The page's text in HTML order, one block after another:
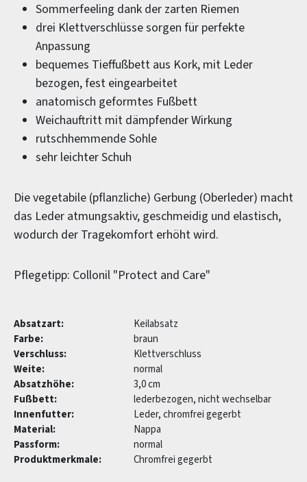
Sommerfeeling dank der zarten Riemen
drei Klettverschlüsse sorgen für perfekte
Anpassung
bequemes Tieffußbett aus Kork, mit Leder
bezogen, fest eingearbeitet
anatomisch geformtes Fußbett
Weichauftritt mit dämpfender Wirkung
rutschhemmende Sohle
sehr leichter Schuh
Die vegetabile (pflanzliche) Gerbung (Oberleder) macht
das Leder atmungsaktiv, geschmeidig und elastisch,
wodurch der Tragekomfort erhöht wird.
Pflegetipp: Collonil "Protect and Care"
Absatzart:
Keilabsatz
Farbe:
braun
Verschluss:
Klettverschluss
Weite:
normal
Absatzhöhe:
3,0 cm
Fußbett:
lederbezogen, nicht wechselbar
Innenfutter:
Leder, chromfrei gegerbt
Material:
Nappa
Passform:
normal
Produktmerkmale:
Chromfrei gegerbt